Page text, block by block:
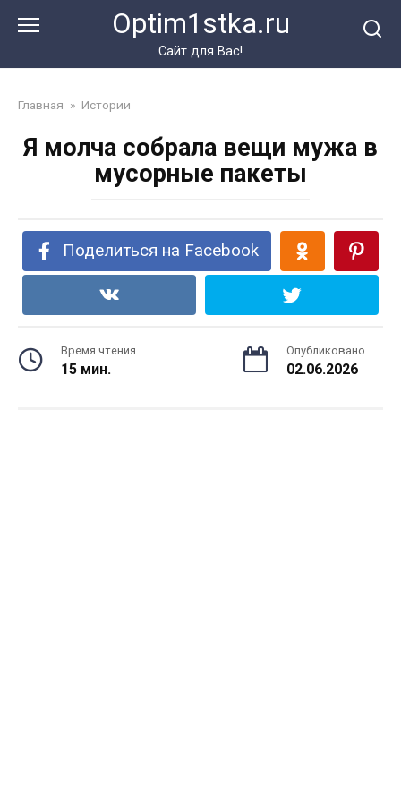
Optim1stka.ru
Сайт для Вас!
Главная » Истории
Я молча собрала вещи мужа в
мусорные пакеты
Поделиться на Facebook
Время чтения
15 мин.
Опубликовано
02.06.2026